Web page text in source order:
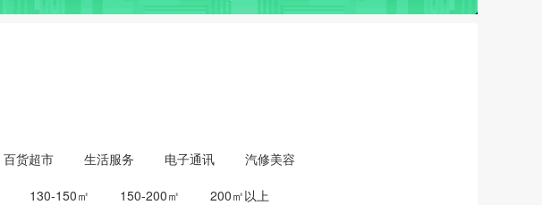
百货超市 生活服务 电子通讯
汽修美容
130-150㎡ 150-200㎡ 200㎡以上